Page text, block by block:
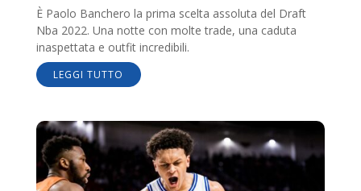
È Paolo Banchero la prima scelta assoluta del Draft
Nba 2022. Una notte con molte trade, una caduta
inaspettata e outfit incredibili.
LEGGI TUTTO